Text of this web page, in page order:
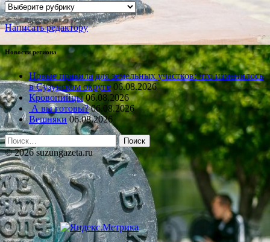
Рубрики
Написать редактору
Новости региона
Новые правила для земельных участков: что изменилось
в Сузунском округе 06.08.2026
Кровопийцы 06.08.2026
А вы готовы? 06.08.2026
Вешняки 06.08.2026
Найти:
© 2026 suzungazeta.ru